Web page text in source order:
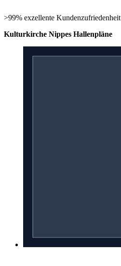
>99% exzellente Kundenzufriedenheit
Kulturkirche Nippes Hallenpläne